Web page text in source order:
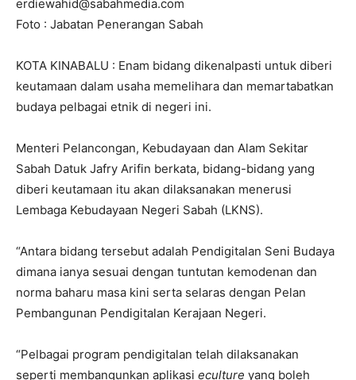
erdiewahid@sabahmedia.com
Foto : Jabatan Penerangan Sabah
KOTA KINABALU : Enam bidang dikenalpasti untuk diberi
keutamaan dalam usaha memelihara dan memartabatkan
budaya pelbagai etnik di negeri ini.
Menteri Pelancongan, Kebudayaan dan Alam Sekitar
Sabah Datuk Jafry Arifin berkata, bidang-bidang yang
diberi keutamaan itu akan dilaksanakan menerusi
Lembaga Kebudayaan Negeri Sabah (LKNS).
“Antara bidang tersebut adalah Pendigitalan Seni Budaya
dimana ianya sesuai dengan tuntutan kemodenan dan
norma baharu masa kini serta selaras dengan Pelan
Pembangunan Pendigitalan Kerajaan Negeri.
“Pelbagai program pendigitalan telah dilaksanakan
seperti membangunkan aplikasi eculture yang boleh